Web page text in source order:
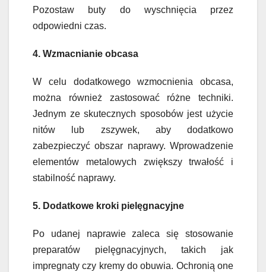
Pozostaw buty do wyschnięcia przez
odpowiedni czas.
4. Wzmacnianie obcasa
W celu dodatkowego wzmocnienia obcasa,
można również zastosować różne techniki.
Jednym ze skutecznych sposobów jest użycie
nitów lub zszywek, aby dodatkowo
zabezpieczyć obszar naprawy. Wprowadzenie
elementów metalowych zwiększy trwałość i
stabilność naprawy.
5. Dodatkowe kroki pielęgnacyjne
Po udanej naprawie zaleca się stosowanie
preparatów pielęgnacyjnych, takich jak
impregnaty czy kremy do obuwia. Ochronią one